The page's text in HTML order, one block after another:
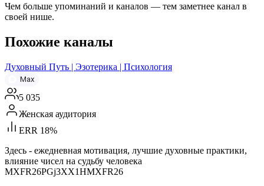
Чем больше упоминаний и каналов — тем заметнее канал в
своей нише.
Похожие каналы
Духовный Путь | Эзотерика | Психология
Max
5 035
Женская аудитория
ERR 18%
Здесь - ежедневная мотивация, лучшие духовные практики,
влияние чисел на судьбу человека
MXFR26PGj3XX1HMXFR26